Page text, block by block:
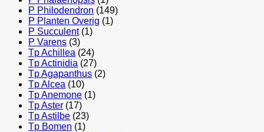
P Philodendron (149)
P Planten Overig (1)
P Succulent (1)
P Varens (3)
Tp Achillea (24)
Tp Actinidia (27)
Tp Agapanthus (2)
Tp Alcea (10)
Tp Anemone (1)
Tp Aster (17)
Tp Astilbe (23)
Tp Bomen (1)